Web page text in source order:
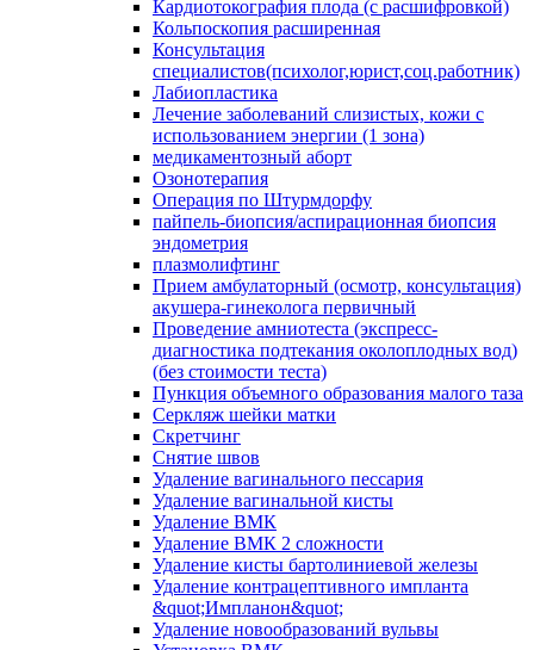
Кардиотокография плода (с расшифровкой)
Кольпоскопия расширенная
Консультация
специалистов(психолог,юрист,соц.работник)
Лабиопластика
Лечение заболеваний слизистых, кожи с
использованием энергии (1 зона)
медикаментозный аборт
Озонотерапия
Операция по Штурмдорфу
пайпель-биопсия/аспирационная биопсия
эндометрия
плазмолифтинг
Прием амбулаторный (осмотр, консультация)
акушера-гинеколога первичный
Проведение амниотеста (экспресс-
диагностика подтекания околоплодных вод)
(без стоимости теста)
Пункция объемного образования малого таза
Серкляж шейки матки
Скретчинг
Снятие швов
Удаление вагинального пессария
Удаление вагинальной кисты
Удаление ВМК
Удаление ВМК 2 сложности
Удаление кисты бартолиниевой железы
Удаление контрацептивного импланта
&quot;Импланон&quot;
Удаление новообразований вульвы